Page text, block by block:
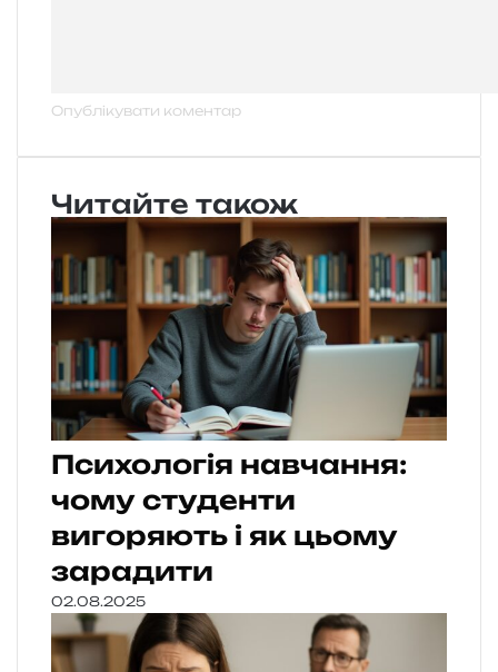
Читайте також
Психологія навчання:
чому студенти
вигоряють і як цьому
зарадити
02.08.2025